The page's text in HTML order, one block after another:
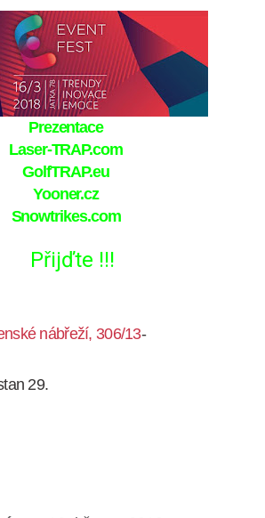
Prezentace
Laser-TRAP.com
GolfTRAP.eu
Yooner.cz
Snowtrikes.com
Přijďte !!!
nábřeží, 306/13-
29.